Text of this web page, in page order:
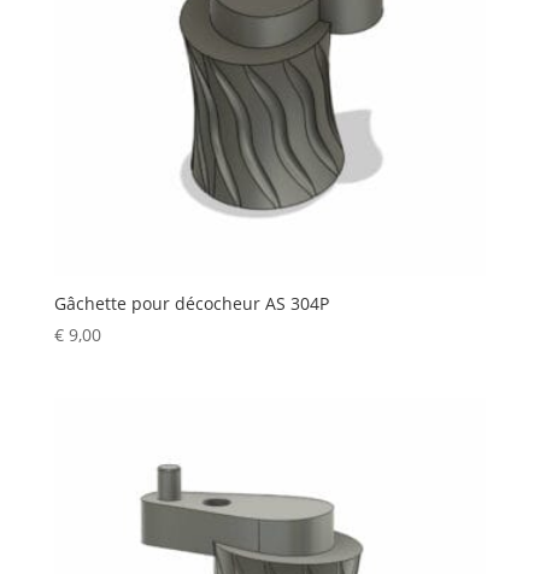
Gâchette pour décocheur AS 304P
€9,00